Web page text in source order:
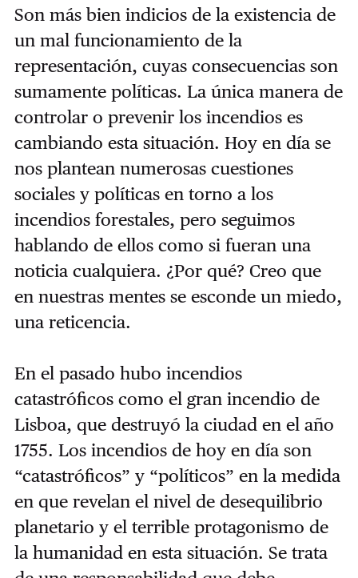
Son más bien indicios de la existencia de
un mal funcionamiento de la
representación, cuyas consecuencias son
sumamente políticas. La única manera de
controlar o prevenir los incendios es
cambiando esta situación. Hoy en día se
nos plantean numerosas cuestiones
sociales y políticas en torno a los
incendios forestales, pero seguimos
hablando de ellos como si fueran una
noticia cualquiera. ¿Por qué? Creo que
en nuestras mentes se esconde un miedo,
una reticencia.
En el pasado hubo incendios
catastróficos como el gran incendio de
Lisboa, que destruyó la ciudad en el año
1755. Los incendios de hoy en día son
“catastróficos” y “políticos” en la medida
en que revelan el nivel de desequilibrio
planetario y el terrible protagonismo de
la humanidad en esta situación. Se trata